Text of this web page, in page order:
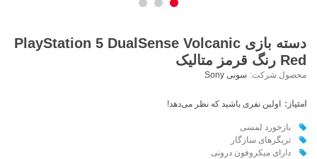
دسته بازی PlayStation 5 DualSense Volcanic
Red رنگ قرمز متالیک
محصول شرکت: سونی Sony
امتیاز: اولین نفری باشید که نظر می‌دهد!
بازخورد لمسی
تریگرهای سازگار
دارای میکروفون درونی